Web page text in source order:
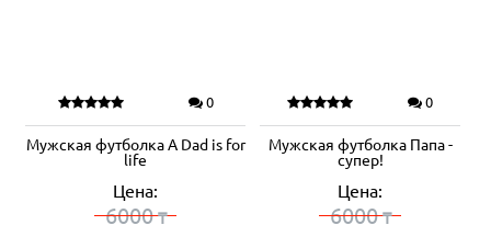
0
Мужская футболка A Dad is for
life
Цена:
6000₸
0
Мужская футболка Папа -
супер!
Цена:
6000₸